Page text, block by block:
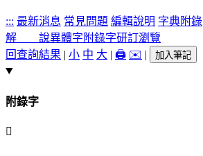
::: 最新消息 常見問題 編輯說明 字典附錄
解 說異體字 附錄字研訂瀏覽
回查詢結果 | 小 中 大 | 🖨️ ✉️ | 加入筆記
附錄字
󶳂